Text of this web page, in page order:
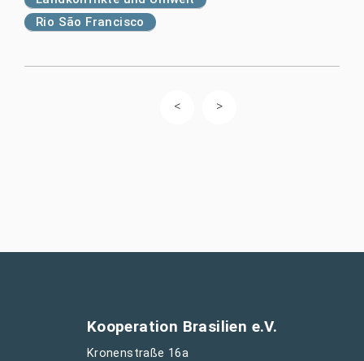
Rio São Francisco
Kooperation Brasilien e.V.
Kronenstraße 16a